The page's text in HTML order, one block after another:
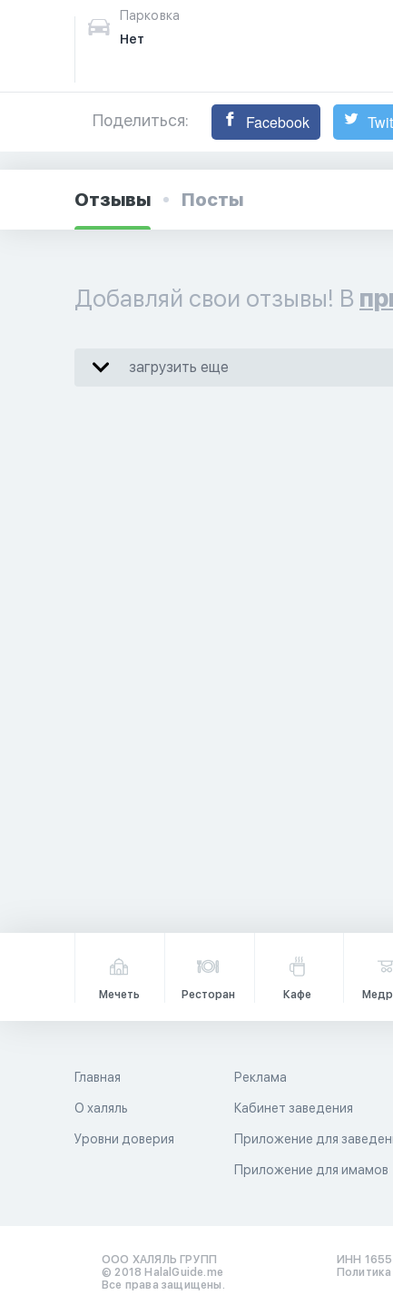
Парковка
Нет
Поделиться: Facebook
Отзывы Посты
Добавляй свои отзывы! В
загрузить еще
Мечеть Ресторан Кафе
Главная
О халяль
Уровни доверия
Реклама
Кабинет заведения
Приложение для
Приложение для имамов
ООО ХАЛЯЛЬ ГРУПП
© 2018 HalalGuide.me
Все права защищены.
ИНН